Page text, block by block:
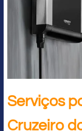
Serviços
Cruzeiro